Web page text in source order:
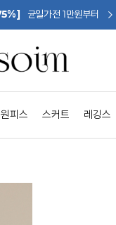
균일가전 1만원부터
원피스 스커트 레깅스